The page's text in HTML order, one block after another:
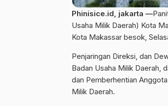
Phinisice.id, jakarta —
Usaha Milik Daerah) Kota
Kota Makassar besok,
Penjaringan Direksi, dan
Badan Usaha Milik Daerah,
dan Pemberhentian
Milik Daerah.